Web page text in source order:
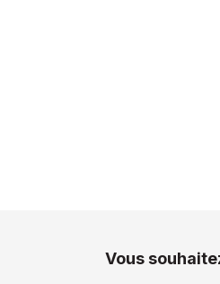
Vous